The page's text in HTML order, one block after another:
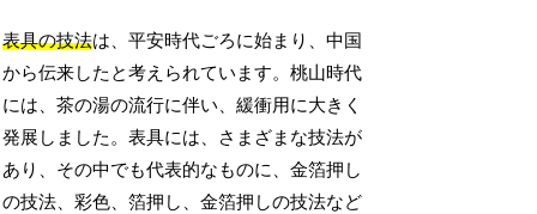
表具の技法は、平安時代ごろに始まり、中国
から伝来したと考えられています。桃山時代
には、茶の湯の流行に伴い、緩衝用に大きく
発展しました。表具には、さまざまな技法が
あり、その中でも代表的なものに、金箔押し
の技法、彩色、箔押し、金箔押しの技法など